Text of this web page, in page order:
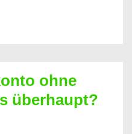
ohne
überhaupt?